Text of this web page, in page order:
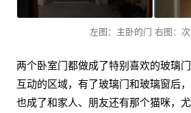
左图：主卧的门 右图：
两个卧室门都做成了特别喜欢的玻璃
互动的区域，有了玻璃门和玻璃窗后
也成了和家人、朋友还有那个猫咪，